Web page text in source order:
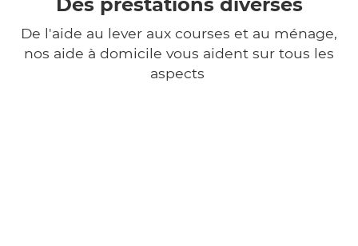
De l'aide au lever aux courses et au ménage,
nos aide à domicile vous aident sur tous les
aspects